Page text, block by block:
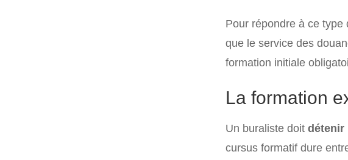
Pour répondre à ce type
que le service des
formation initiale
La formation
Un buraliste doitdétenir
cursus formatif dure